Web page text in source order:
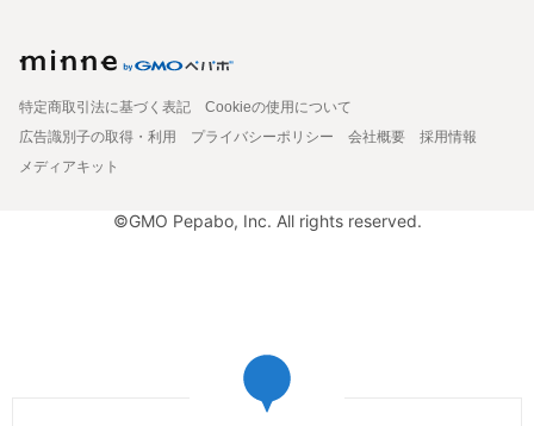
特定商取引法に基づく表記
Cookieの使用について
広告識別子の取得・利用
プライバシーポリシー 会社概要
採用情報
メディアキット
©GMO Pepabo, Inc. All rights reserved.